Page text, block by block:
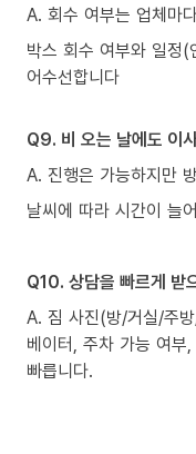
A. 회수 여부는 업체마
박스 회수 여부와 일정
어수선합니다
Q9. 비 오는 날에도 이
A. 진행은 가능하지만
날씨에 따라 시간이 늘
Q10. 상담을 빠르게 받
A. 짐 사진(방/거실/주
베이터, 주차 가능 여부
빠릅니다.